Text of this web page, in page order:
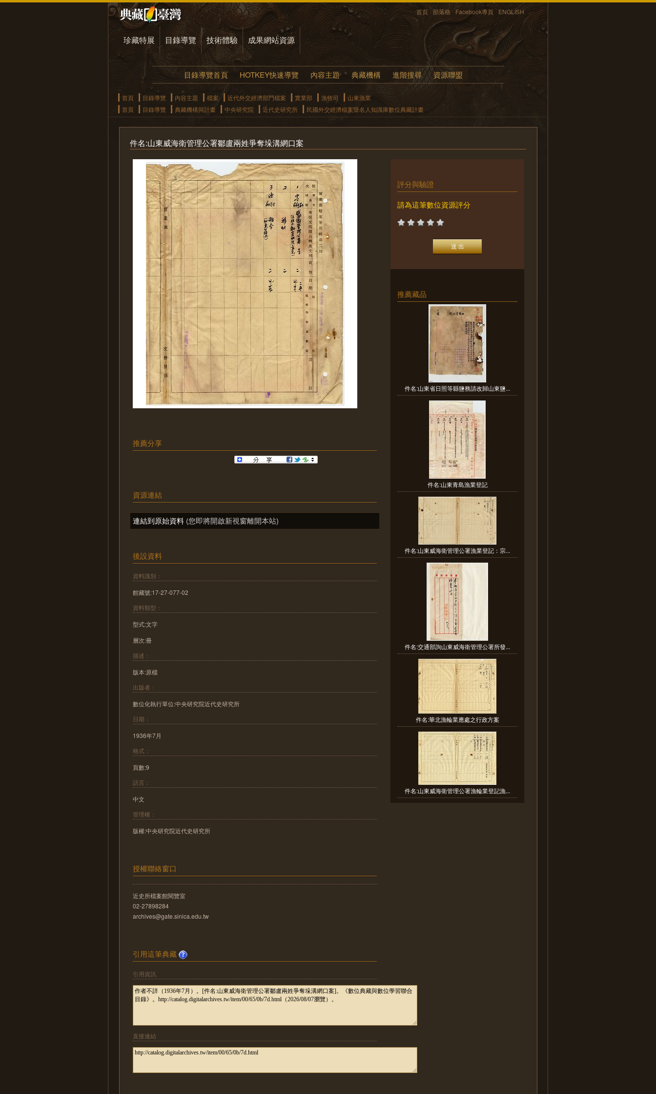
首頁 部落格 Facebook專頁 ENGLISH
珍藏特展 目錄導覽 技術體驗 成果網站資源
目錄導覽首頁 HOTKEY快速導覽 內容主題 典藏機構 進階搜尋 資源聯盟
首頁 目錄導覽 內容主題 檔案 近代外交經濟部門檔案 實業部 漁牧司
山東漁業
首頁
目錄導覽 典藏機構與計畫 中央研究院 近代史研究所 民國外交經濟檔案暨名人知識庫數位典藏計畫
件名:山東威海衛管理公署鄒盧兩姓爭奪垛溝網口案
推薦分享
資源連結
連結到原始資料 (您即將開啟新視窗離開本站)
後設資料
資料識別：
館藏號:17-27-077-02
資料類型：
型式:文字
層次:冊
描述：
版本:原檔
出版者：
數位化執行單位:中央研究院近代史研究所
日期：
1936年7月
格式：
頁數:9
語言：
中文
管理權：
版權:中央研究院近代史研究所
授權聯絡窗口
近史所檔案館閱覽室
02-27898284
archives@gate.sinica.edu.tw
引用這筆典藏
引用資訊
直接連結
評分與驗證
請為這筆數位資源評分
推薦藏品
件名:山東省日照等縣鹽務請改歸山東鹽...
件名:山東青島漁業登記
件名:山東威海衛管理公署漁業登記：宗...
件名:交通部詢山東威海衛管理公署所發...
件名:華北漁輪業應處之行政方案
件名:山東威海衛管理公署漁輪業登記漁...